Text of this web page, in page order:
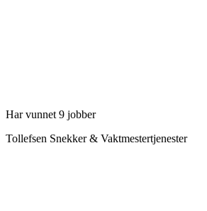
Har vunnet 9 jobber
Tollefsen Snekker & Vaktmestertjenester